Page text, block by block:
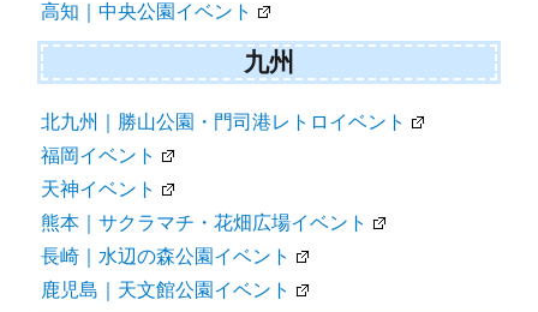
高知｜中央公園イベント
九州
北九州｜勝山公園・門司港レトロイベント
福岡イベント
天神イベント
熊本｜サクラマチ・花畑広場イベント
長崎｜水辺の森公園イベント
鹿児島｜天文館公園イベント